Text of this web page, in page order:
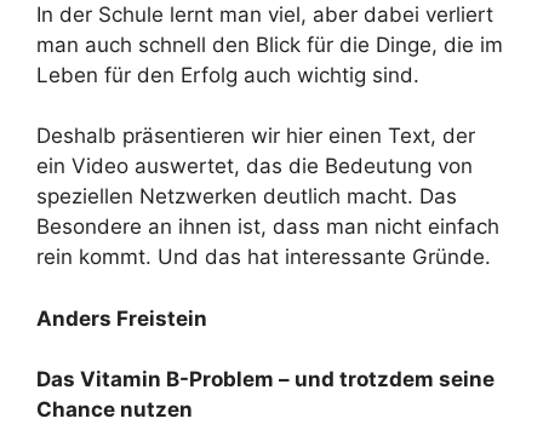
In der Schule lernt man viel, aber dabei verliert
man auch schnell den Blick für die Dinge, die im
Leben für den Erfolg auch wichtig sind.
Deshalb präsentieren wir hier einen Text, der
ein Video auswertet, das die Bedeutung von
speziellen Netzwerken deutlich macht. Das
Besondere an ihnen ist, dass man nicht einfach
rein kommt. Und das hat interessante Gründe.
Anders Freistein
Das Vitamin B-Problem – und trotzdem seine
Chance nutzen